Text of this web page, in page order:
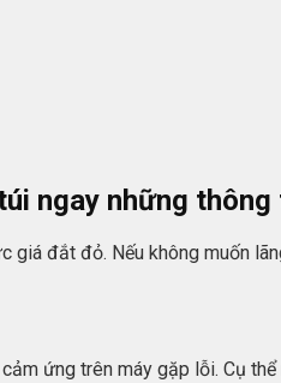
ngay những thông
đắt đỏ. Nếu không muốn
ứng trên máy gặp lỗi. Cụ thể